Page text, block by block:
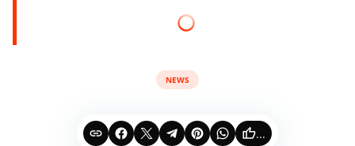
NEWS
...